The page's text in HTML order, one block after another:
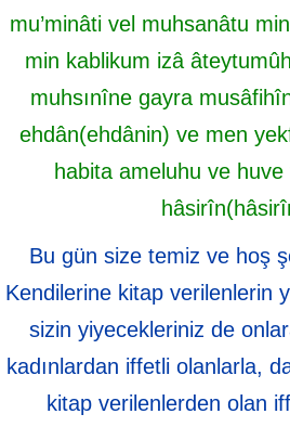
mu’minâti vel muhsanâtu
min kablikum izâ
muhsınîne gayra
ehdân(ehdânin) ve men
habita ameluhu ve huve
Bu gün size temiz ve hoş
Kendilerine kitap verilenlerin
sizin yiyecekleriniz de
kadınlardan iffetli olanlarla,
kitap verilenlerden olan